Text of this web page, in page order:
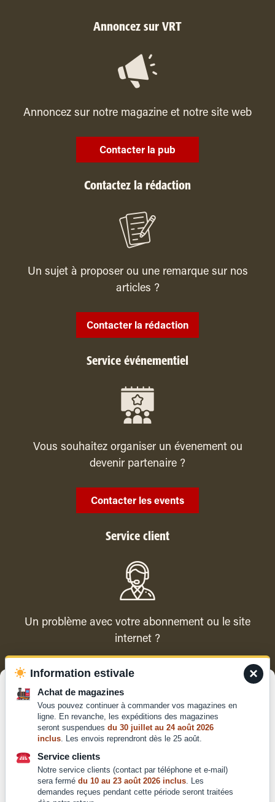
Pour offrir les meilleures expériences, nous utilisons des technologies
telles que les cookies pour stocker et/ou accéder aux informations des
appareils. Le fait de consentir à ces technologies nous permettra de
traiter des données telles que le comportement de navigation ou les ID
uniques sur ce site. Le fait de ne pas consentir ou de retirer son
consentement peut avoir un effet négatif sur certaines caractéristiques
et fonctions.
Annoncez sur VRT
Annoncez sur notre magazine et notre site web
Contacter la pub
Contactez la rédaction
Un sujet à proposer ou une remarque sur nos
articles ?
Contacter la rédaction
Service événementiel
Vous souhaitez organiser un évenement ou
devenir partenaire ?
Contacter les events
Service client
Un problème avec votre abonnement ou le site
internet ?
Contacter le service client
Mentions légales
Conditions générales de
vente et d'utilisation
×
Information estivale
Achat de magazines
Vous pouvez continuer à commander vos magazines en
ligne. En revanche, les expéditions des magazines
seront suspendues du 30 juillet au 24 août 2026
inclus. Les envois reprendront dès le 25 août.
Service clients
Notre service clients (contact par téléphone et e-mail)
sera fermé du 10 au 23 août 2026 inclus. Les
demandes reçues pendant cette période seront traitées